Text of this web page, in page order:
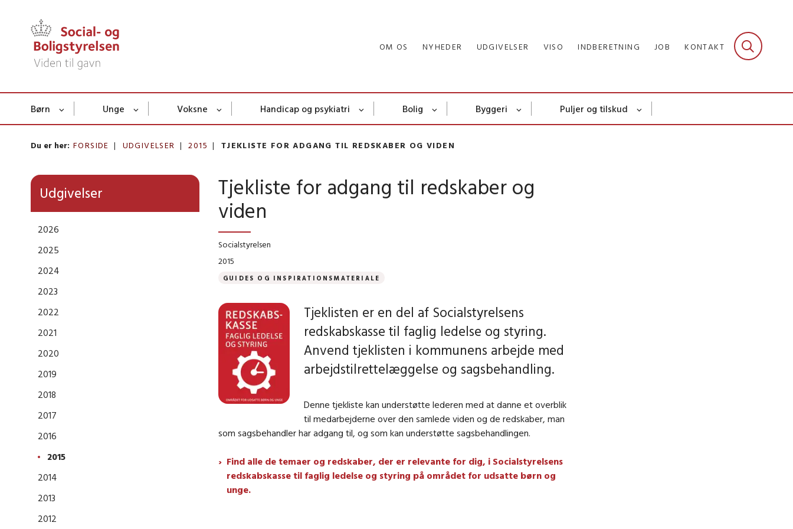
OM OS NYHEDER UDGIVELSER VISO INDBERETNING JOB KONTAKT
Børn Unge Voksne Handicap og psykiatri Bolig Byggeri Puljer og tilskud
Du er her: FORSIDE UDGIVELSER 2015 TJEKLISTE FOR ADGANG TIL REDSKABER OG VIDEN
Udgivelser
2026
2025
2024
2023
2022
2021
2020
2019
2018
2017
2016
2015
2014
2013
2012
Tjekliste for adgang til redskaber og
viden
Socialstyrelsen
2015
GUIDES OG INSPIRATIONSMATERIALE
Tjeklisten er en del af Socialstyrelsens
redskabskasse til faglig ledelse og styring.
Anvend tjeklisten i kommunens arbejde med
arbejdstilrettelæggelse og sagsbehandling.
Denne tjekliste kan understøtte lederen med at danne et overblik
til medarbejderne over den samlede viden og de redskaber, man
som sagsbehandler har adgang til, og som kan understøtte sagsbehandlingen.
Find alle de temaer og redskaber, der er relevante for dig, i Socialstyrelsens
redskabskasse til faglig ledelse og styring på området for udsatte børn og
unge.